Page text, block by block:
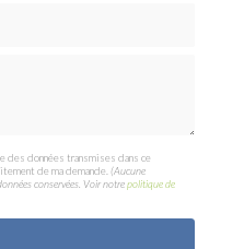
des données transmises dans ce
de ma demande.(Aucune
conservées. Voir notrepolitique de